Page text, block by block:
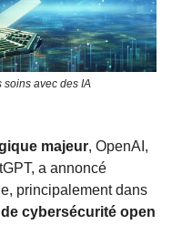
avec des IA
majeur, OpenAI,
a annoncé
principalement dans
cybersécurité open